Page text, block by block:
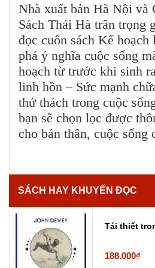
Nhà xuất bản Hà Nội và
Sách Thái Hà trân trọng
đọc cuốn sách Kế hoạch
phá ý nghĩa cuộc sống
hoạch từ trước khi sinh
linh hồn – Sức mạnh
thử thách trong cuộc
bạn sẽ chọn lọc được
cho bản thân, cuộc sống
SÁCH HAY KHUYẾN ĐỌC
Tái thiết
188.000₫